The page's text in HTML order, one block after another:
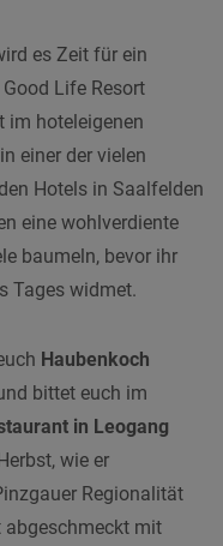
es Zeit für ein
Life Resort
im hoteleigenen
einer der vielen
Hotels in Saalfelden
eine wohlverdiente
baumeln, bevor ihr
Tages widmet.
Haubenkoch
bittet euch im
in Leogang
wie er
Regionalität
mit